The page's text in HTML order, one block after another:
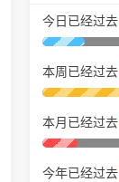
今日已经过去
本周已经过去
本月已经过去
今年已经过去